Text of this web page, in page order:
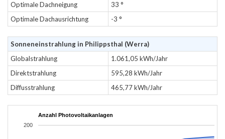
Optimale Dachneigung
33 °
Optimale Dachausrichtung
-3 °
Sonneneinstrahlung in Philippsthal (Werra)
Globalstrahlung
1.061,05 kWh/Jahr
Direktstrahlung
595,28 kWh/Jahr
Diffusstrahlung
465,77 kWh/Jahr
Anzahl Photovoltaikanlagen
200